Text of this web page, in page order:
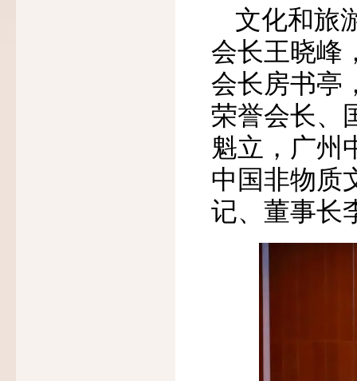
文化和旅
会长王晓峰
会长房书亭
荣誉会长、
魁立，广州
中国非物质
记、董事长